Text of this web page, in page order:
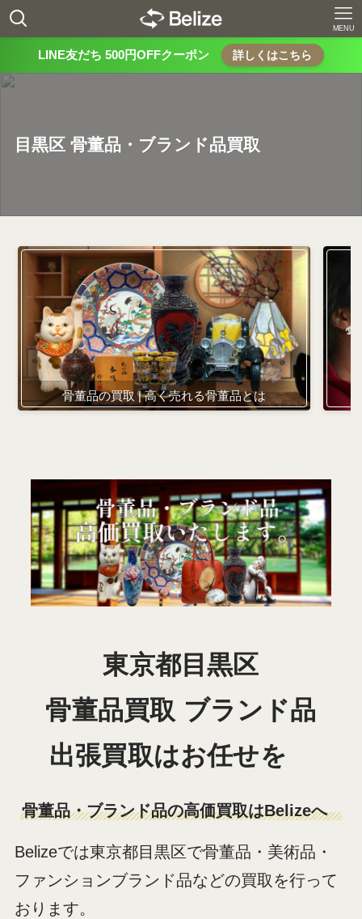
MENU
LINE友だち 500円OFFクーポン 詳しくはこちら
目黒区 骨董品・ブランド品買取
骨董品の買取 | 高く売れる骨董品とは
東京都目黒区
骨董品買取 ブランド品
出張買取はお任せを
骨董品・ブランド品の高価買取はBelizeへ
Belizeでは東京都目黒区で骨董品・美術品・
ファンションブランド品などの買取を行って
おります。